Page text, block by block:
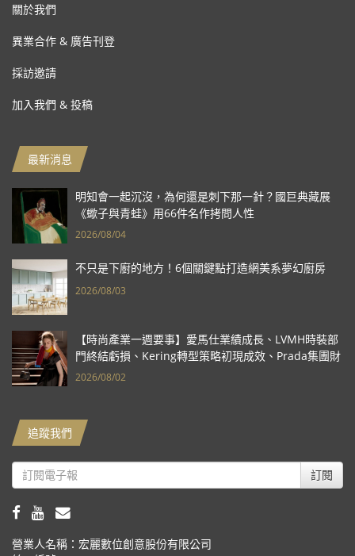
關於我們
異業合作 & 廣告刊登
採訪邀請
加入我們 & 投稿
最新消息
明知會一起沉沒，為何還是刺下那一針？國巨典藏展
《蠍子與青蛙》用66件名作拷問人性
2026/08/04
不只是下廚的地方！6個關鍵點打造網美系夢幻廚房
2026/08/03
【時尚產業一週要事】愛馬仕業績成長、LVMH時裝部
門終結虧損、Kering轉型策略初現成效、Prada集團財
報亮眼
2026/08/02
追蹤我們
訂閱
營業人名稱：宏麗數位創意股份有限公司